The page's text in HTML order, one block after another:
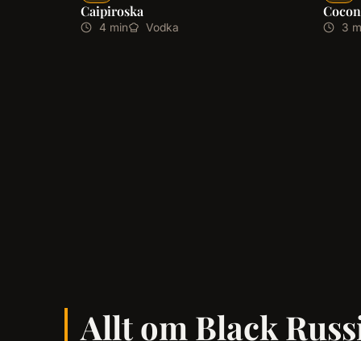
Caipiroska
4 min Vodka 3
Allt om Black